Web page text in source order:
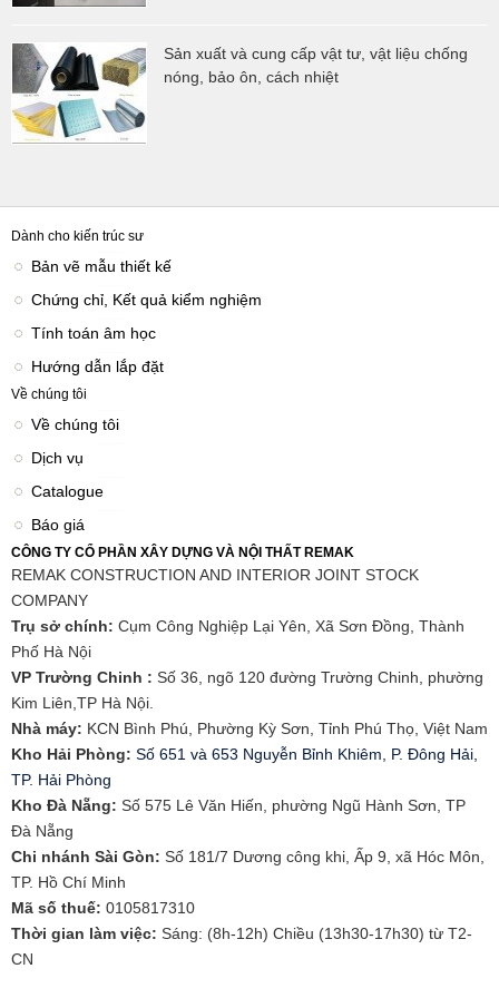
Sản xuất và cung cấp vật tư, vật liệu chống
nóng, bảo ôn, cách nhiệt
Dành cho kiến trúc sư
Bản vẽ mẫu thiết kế
Chứng chỉ, Kết quả kiểm nghiệm
Tính toán âm học
Hướng dẫn lắp đặt
Về chúng tôi
Về chúng tôi
Dịch vụ
Catalogue
Báo giá
CÔNG TY CỔ PHẦN XÂY DỰNG VÀ NỘI THẤT REMAK
REMAK CONSTRUCTION AND INTERIOR JOINT STOCK
COMPANY
Trụ sở chính: Cụm Công Nghiệp Lại Yên, Xã Sơn Đồng, Thành
Phố Hà Nội
VP Trường Chinh : Số 36, ngõ 120 đường Trường Chinh, phường
Kim Liên,TP Hà Nội.
Nhà máy: KCN Bình Phú, Phường Kỳ Sơn, Tỉnh Phú Thọ, Việt Nam
Kho Hải Phòng: Số 651 và 653 Nguyễn Bỉnh Khiêm, P. Đông Hải,
TP. Hải Phòng
​Kho Đà Nẵng: Số 575 Lê Văn Hiến, phường Ngũ Hành Sơn, TP
Đà Nẵng
Chi nhánh Sài Gòn: Số 181/7 Dương công khi, Ấp 9, xã Hóc Môn,
TP. Hồ Chí Minh
Mã số thuế: 0105817310​
Thời gian làm việc: Sáng: (8h-12h) Chiều (13h30-17h30) từ T2-
CN